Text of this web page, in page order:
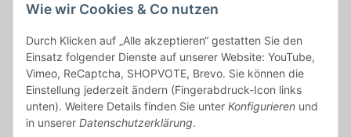
Wie wir Cookies & Co nutzen
Durch Klicken auf „Alle akzeptieren“ gestatten Sie den
Einsatz folgender Dienste auf unserer Website: YouTube,
Vimeo, ReCaptcha, SHOPVOTE, Brevo. Sie können die
Einstellung jederzeit ändern (Fingerabdruck-Icon links
unten). Weitere Details finden Sie unter Konfigurieren und
in unserer Datenschutzerklärung.
* * Lieferzeiten gelten ab Zahlungseingang und innerhalb
Deutschland.Irrtümer vorbehalten. Angaben zur
Auflagenhöhe, Durchmesser, etc. werden nicht garantiert. Der
Kaufvertrag bleibt davon unbetroffen. Alle angegebenen Preise
sind incl. der gesetzlichen UST und, zzgl.Versand| Das Angebot
"kostenlose Lieferung" bezieht sich aussließlich auf den